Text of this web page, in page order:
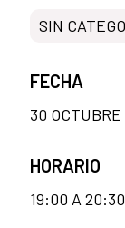
SIN
FECHA
30
HORARIO
19:00 A 20:30